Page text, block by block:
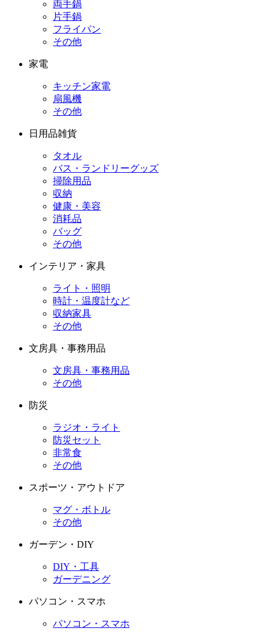
両手鍋
片手鍋
フライパン
その他
家電
キッチン家電
扇風機
その他
日用品雑貨
タオル
バス・ランドリーグッズ
掃除用品
収納
健康・美容
消耗品
バッグ
その他
インテリア・家具
ライト・照明
時計・温度計など
収納家具
その他
文房具・事務用品
文房具・事務用品
その他
防災
ラジオ・ライト
防災セット
非常食
その他
スポーツ・アウトドア
マグ・ボトル
その他
ガーデン・DIY
DIY・工具
ガーデニング
パソコン・スマホ
パソコン・スマホ